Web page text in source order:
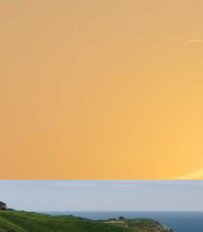
METEO CONSULT Marine